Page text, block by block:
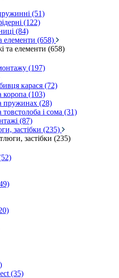
(51)
(122)
(84)
елементи (658)
та елементи (658)
(197)
карася (72)
коропа (103)
пружинах (28)
і сома (31)
(87)
застібки (235)
застібки (235)
(35)